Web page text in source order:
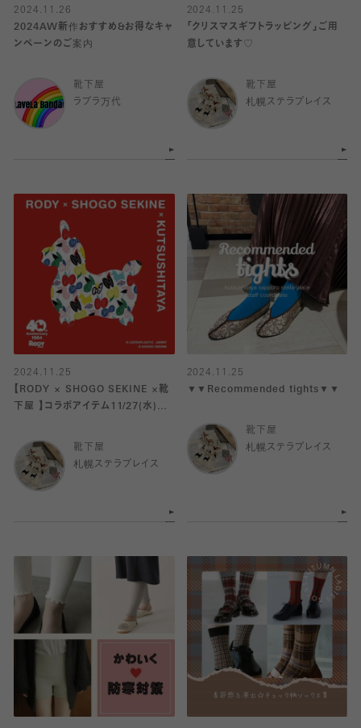
2024.11.26
2024AW新作おすすめ&お得なキャ
ンペーンのご案内
靴下屋
ラブラ万代
2024.11.25
「クリスマスギフトラッピング」ご用
意しています♡
靴下屋
札幌ステラプレイス
2024.11.25
【RODY × SHOGO SEKINE ×靴
下屋 】コラボアイテム11/27(水)よ
靴下屋
札幌ステラプレイス
2024.11.25
▼▼Recommended tights▼▼
靴下屋
札幌ステラプレイス